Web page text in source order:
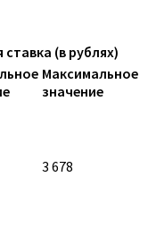
ставка (в рублях)
Максимальное
значение
3 678